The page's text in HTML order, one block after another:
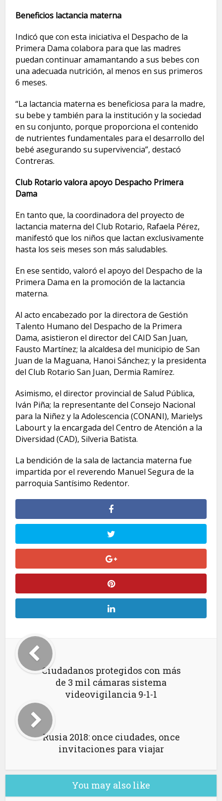
Beneficios lactancia materna
Indicó que con esta iniciativa el Despacho de la
Primera Dama colabora para que las madres
puedan continuar amamantando a sus bebes con
una adecuada nutrición, al menos en sus primeros
6 meses.
“La lactancia materna es beneficiosa para la madre,
su bebe y también para la institución y la sociedad
en su conjunto, porque proporciona el contenido
de nutrientes fundamentales para el desarrollo del
bebé asegurando su supervivencia”, destacó
Contreras.
Club Rotario valora apoyo Despacho Primera
Dama
En tanto que, la coordinadora del proyecto de
lactancia materna del Club Rotario, Rafaela Pérez,
manifestó que los niños que lactan exclusivamente
hasta los seis meses son más saludables.
En ese sentido, valoró el apoyo del Despacho de la
Primera Dama en la promoción de la lactancia
materna.
Al acto encabezado por la directora de Gestión
Talento Humano del Despacho de la Primera
Dama, asistieron el director del CAID San Juan,
Fausto Martínez; la alcaldesa del municipio de San
Juan de la Maguana, Hanoi Sánchez; y la presidenta
del Club Rotario San Juan, Dermia Ramírez.
Asimismo, el director provincial de Salud Pública,
Iván Piña; la representante del Consejo Nacional
para la Niñez y la Adolescencia (CONANI), Marielys
Labourt y la encargada del Centro de Atención a la
Diversidad (CAD), Silveria Batista.
La bendición de la sala de lactancia materna fue
impartida por el reverendo Manuel Segura de la
parroquia Santísimo Redentor.
Ciudadanos protegidos con más
de 3 mil cámaras sistema
videovigilancia 9-1-1
Rusia 2018: once ciudades, once
invitaciones para viajar
You may also like